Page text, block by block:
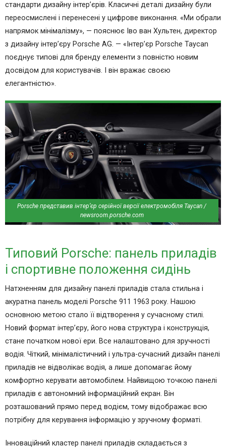
стандарти дизайну інтер’єрів. Класичні деталі дизайну були
переосмислені і перенесені у цифрове виконання. «Ми обрали
напрямок мінімалізму», — пояснює Іво ван Хультен, директор
з дизайну інтер’єру Porsche AG. — «Інтер’єр Porsche Taycan
поєднує типові для бренду елементи з повністю новим
досвідом для користувачів. І він вражає своєю
елегантністю».
Porsche представив інтер’єр серійної версії електромобіля Taycan /
newsroom.porsche.com
Типовий Porsche: панель приладів
і спортивне положення сидінь
Натхненням для дизайну панелі приладів стала стильна і
акуратна панель моделі Porsche 911 1963 року. Нашою
основною метою стало її відтворення у сучасному стилі.
Новий формат інтер’єру, його нова структура і конструкція,
стане початком нової ери. Все налаштовано для зручності
водія. Чіткий, мінімалістичний і ультра-сучасний дизайн панелі
приладів не відволікає водія, а лише допомагає йому
комфортно керувати автомобілем. Найвищою точкою панелі
приладів є автономний інформаційний екран. Він
розташований прямо перед водієм, тому відображає всю
потрібну для керування інформацію у зручному форматі.
Інноваційний кластер панелі приладів складається з